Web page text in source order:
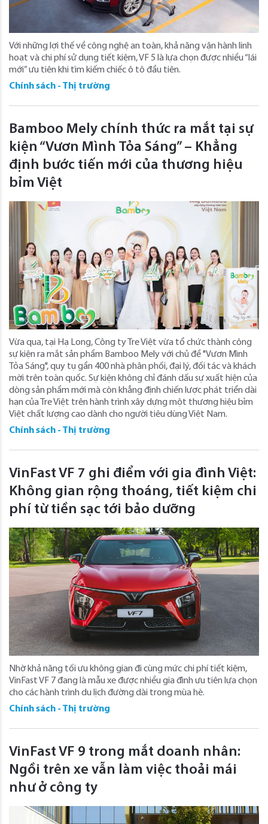
Với những lợi thế về công nghệ an toàn, khả năng vận hành linh
hoạt và chi phí sử dụng tiết kiệm, VF 5 là lựa chọn được nhiều “lái
mới” ưu tiên khi tìm kiếm chiếc ô tô đầu tiên.
Chính sách - Thị trường
Bamboo Mely chính thức ra mắt tại sự
kiện “Vươn Mình Tỏa Sáng” – Khẳng
định bước tiến mới của thương hiệu
bỉm Việt
Vừa qua, tại Hạ Long, Công ty Tre Việt vừa tổ chức thành công
sự kiện ra mắt sản phẩm Bamboo Mely với chủ đề "Vươn Mình
Tỏa Sáng", quy tụ gần 400 nhà phân phối, đại lý, đối tác và khách
mời trên toàn quốc. Sự kiện không chỉ đánh dấu sự xuất hiện của
dòng sản phẩm mới mà còn khẳng định chiến lược phát triển dài
hạn của Tre Việt trên hành trình xây dựng một thương hiệu bỉm
Việt chất lượng cao dành cho người tiêu dùng Việt Nam.
Chính sách - Thị trường
VinFast VF 7 ghi điểm với gia đình Việt:
Không gian rộng thoáng, tiết kiệm chi
phí từ tiền sạc tới bảo dưỡng
Nhờ khả năng tối ưu không gian đi cùng mức chi phí tiết kiệm,
VinFast VF 7 đang là mẫu xe được nhiều gia đình ưu tiên lựa chọn
cho các hành trình du lịch đường dài trong mùa hè.
Chính sách - Thị trường
VinFast VF 9 trong mắt doanh nhân:
Ngồi trên xe vẫn làm việc thoải mái
như ở công ty